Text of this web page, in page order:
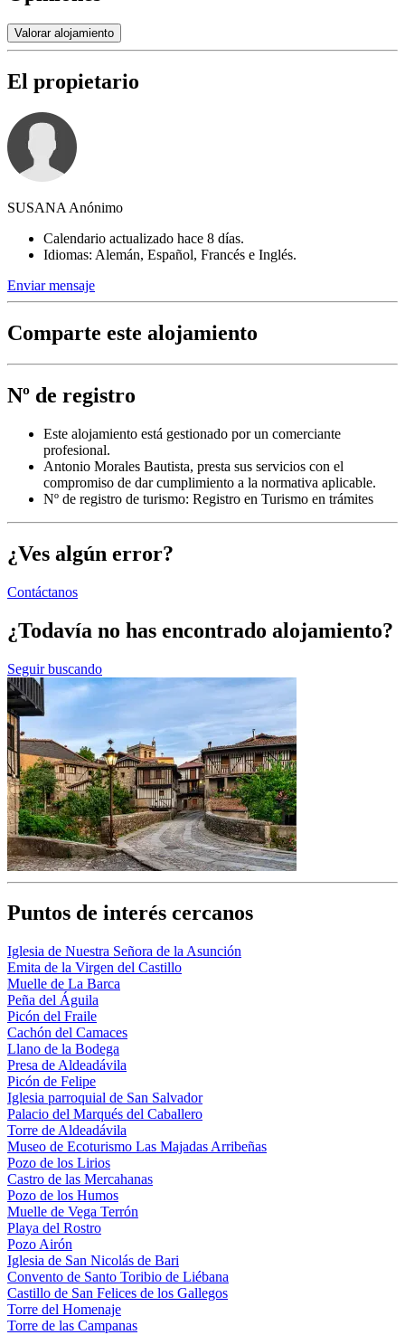
Valorar alojamiento
El propietario
SUSANA Anónimo
Calendario actualizado hace 8 días.
Idiomas: Alemán, Español, Francés e Inglés.
Enviar mensaje
Comparte este alojamiento
Nº de registro
Este alojamiento está gestionado por un comerciante
profesional.
Antonio Morales Bautista, presta sus servicios con el
compromiso de dar cumplimiento a la normativa aplicable.
Nº de registro de turismo: Registro en Turismo en trámites
¿Ves algún error?
Contáctanos
¿Todavía no has encontrado alojamiento?
Seguir buscando
Puntos de interés cercanos
Iglesia de Nuestra Señora de la Asunción
Emita de la Virgen del Castillo
Muelle de La Barca
Peña del Águila
Picón del Fraile
Cachón del Camaces
Llano de la Bodega
Presa de Aldeadávila
Picón de Felipe
Iglesia parroquial de San Salvador
Palacio del Marqués del Caballero
Torre de Aldeadávila
Museo de Ecoturismo Las Majadas Arribeñas
Pozo de los Lirios
Castro de las Mercahanas
Pozo de los Humos
Muelle de Vega Terrón
Playa del Rostro
Pozo Airón
Iglesia de San Nicolás de Bari
Convento de Santo Toribio de Liébana
Castillo de San Felices de los Gallegos
Torre del Homenaje
Torre de las Campanas